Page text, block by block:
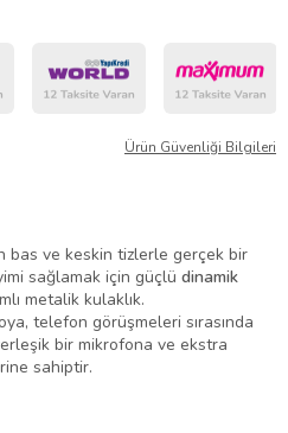
Ürün Güvenliği Bilgileri
bas ve keskin tizlerle gerçek bir
sağlamak için güçlü dinamik
metalik kulaklık.
telefon görüşmeleri sırasında
bir mikrofona ve ekstra
sahiptir.